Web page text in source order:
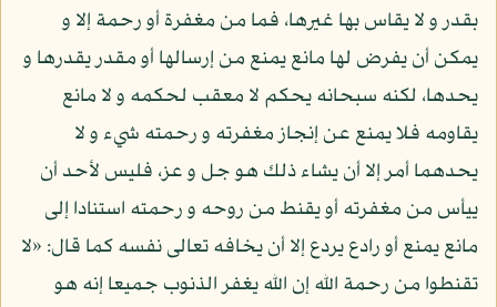
بقدر و لا يقاس بها غيرها، فما من مغفرة أو رحمة إلا و
يمكن أن يفرض لها مانع يمنع من إرسالها أو مقدر يقدرها و
يحدها، لكنه سبحانه يحكم لا معقب لحكمه و لا مانع
يقاومه فلا يمنع عن إنجاز مغفرته و رحمته شيء و لا
يحدهما أمر إلا أن يشاء ذلك هو جل و عز، فليس لأحد أن
ييأس من مغفرته أو يقنط من روحه و رحمته استنادا إلى
مانع يمنع أو رادع يردع إلا أن يخافه تعالى نفسه كما قال: «لا
تقنطوا من رحمة الله إن الله يغفر الذنوب جميعا إنه هو